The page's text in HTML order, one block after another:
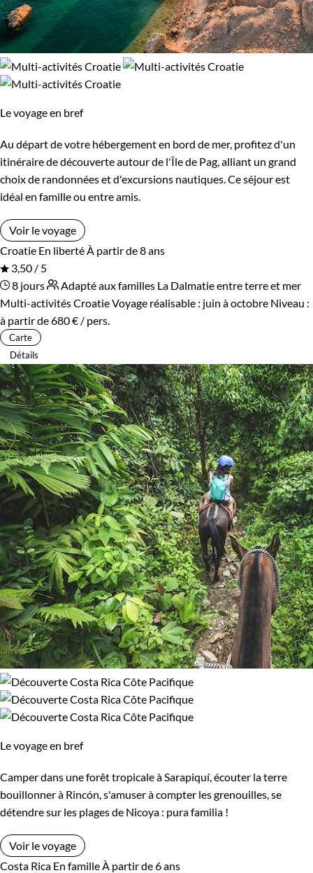
Le voyage en bref
Au départ de votre hébergement en bord de mer, profitez d'un
itinéraire de découverte autour de l'Île de Pag, alliant un grand
choix de randonnées et d'excursions nautiques. Ce séjour est
idéal en famille ou entre amis.
Voir le voyage
Croatie En liberté À partir de 8 ans
3,50 / 5
8 jours
Adapté aux familles La Dalmatie entre terre et mer
Multi-activités CroatieVoyage réalisable : juin à octobre Niveau :
à partir de680 € / pers.
Carte
Détails
Le voyage en bref
Camper dans une forêt tropicale à Sarapiquí, écouter la terre
bouillonner à Rincón, s'amuser à compter les grenouilles, se
détendre sur les plages de Nicoya : pura familia !
Voir le voyage
Costa Rica En famille À partir de 6 ans